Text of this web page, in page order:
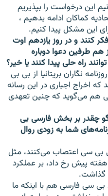
اين درخواست را بپذيريم
کماکان ادامه بدهيم ،
اين مشکل پيدا کنيم.
کنند و در روز يازدهم اوت
ديگر، باز هم طرفين دعوا دوباره
راه حلی پيدا کنند يا خير؟
نگاران بريتانيا از بی بی
اخراج اجباری در اين رسانه
هم می‌گويد که چنين تعهدی
چقدر بر بخش فارسی بی
شما به زودی روال
بی سی اعتصاب می‌کنند، مثل
پيش رخ داد، بر عملکرد
گذاشت.
سی فارسی هم با اينکه ما